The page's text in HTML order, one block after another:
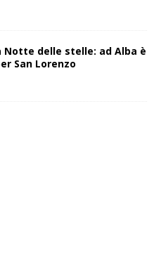
Notte delle stelle: ad Alba è
San Lorenzo